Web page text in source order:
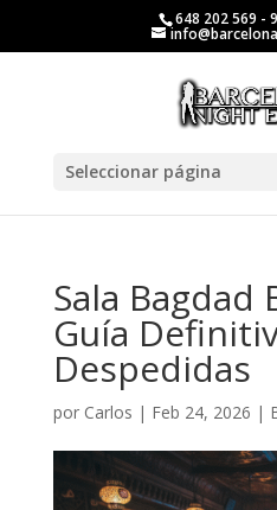
648 202 569 -
Seleccionar página
Sala Bagdad
Guía
Despedidas
por Carlos | Feb 24, 2026 |